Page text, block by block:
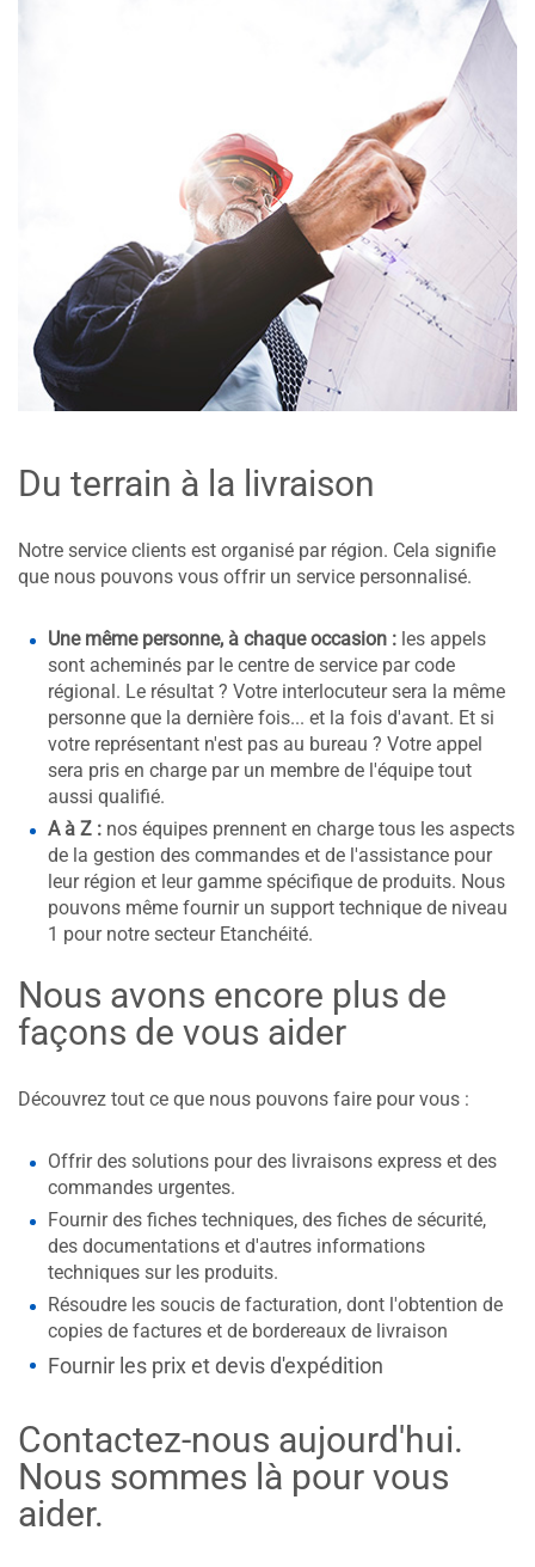
Du terrain à la livraison
Notre service clients est organisé par région. Cela signifie
que nous pouvons vous offrir un service personnalisé.
Une même personne, à chaque occasion : les appels
sont acheminés par le centre de service par code
régional. Le résultat ? Votre interlocuteur sera la même
personne que la dernière fois... et la fois d'avant. Et si
votre représentant n'est pas au bureau ? Votre appel
sera pris en charge par un membre de l'équipe tout
aussi qualifié.
A à Z : nos équipes prennent en charge tous les aspects
de la gestion des commandes et de l'assistance pour
leur région et leur gamme spécifique de produits. Nous
pouvons même fournir un support technique de niveau
1 pour notre secteur Etanchéité.
Nous avons encore plus de
façons de vous aider
Découvrez tout ce que nous pouvons faire pour vous :
Offrir des solutions pour des livraisons express et des
commandes urgentes.
Fournir des fiches techniques, des fiches de sécurité,
des documentations et d'autres informations
techniques sur les produits.
Résoudre les soucis de facturation, dont l'obtention de
copies de factures et de bordereaux de livraison
Fournir les prix et devis d'expédition
Contactez-nous aujourd'hui.
Nous sommes là pour vous
aider.